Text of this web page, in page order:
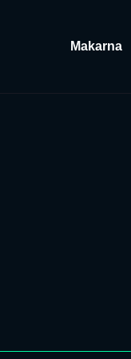
Makarna